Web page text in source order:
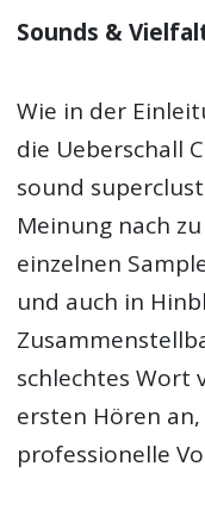
Sounds &
Wie in der
die Ueberschall
sound
Meinung nach
einzelnen
und auch in
schlechtes Wort
ersten Hören
professionelle